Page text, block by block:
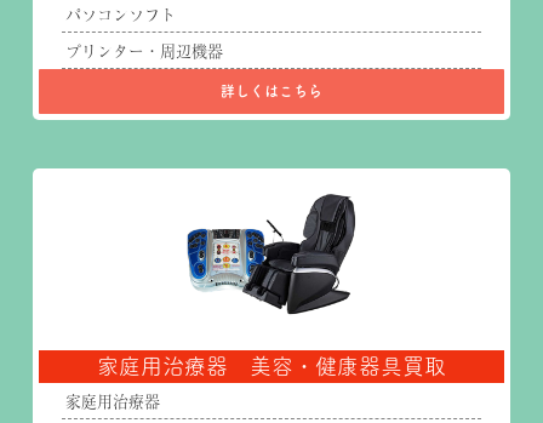
パソコンソフト
プリンター・周辺機器
詳しくはこちら
家庭用治療器 美容・健康器具買取
家庭用治療器